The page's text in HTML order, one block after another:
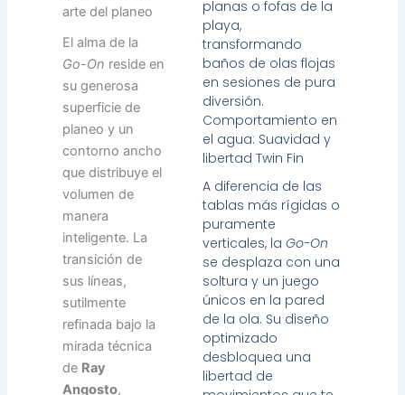
planas o fofas de la
playa,
transformando
baños de olas flojas
en sesiones de pura
diversión.
Comportamiento en
el agua: Suavidad y
libertad Twin Fin
A diferencia de las
tablas más rígidas o
puramente
verticales, laGo-On
se desplaza con una
soltura y un juego
únicos en la pared
de la ola. Su diseño
optimizado
desbloquea una
libertad de
arte del planeo
El alma de la
Go-On reside en
su generosa
superficie de
planeo y un
contorno ancho
que distribuye el
volumen de
manera
inteligente. La
transición de
sus líneas,
sutilmente
refinada bajo la
mirada técnica
de Ray
Angosto,